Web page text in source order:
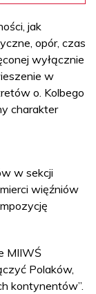
jak
opór, czas
wyłącznie
w
o. Kolbego
charakter
w sekcji
więźniów
MIIWŚ
Polaków,
kontynentów”.